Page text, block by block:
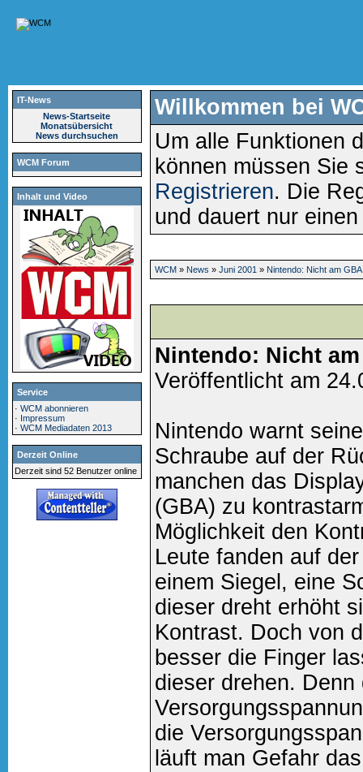
IT-News
News-Startseite
Monatsübersicht
News durchsuchen
WCM Forum
Inhalt und Video
Service
·WCM abonnieren
· Impressum
·WCM Mediadaten 2013
Derzeit Online
Derzeit sind 52 Benutzer online
Willkommen bei
Um alle Funktionen
können müssen Sie
Registrieren. Die
und dauert nur
WCM» News » Juni 2001 » Nintendo: Nicht am
Nintendo: Nicht
Veröffentlicht am
Nintendo warnt
Schraube auf der
manchen das
(GBA) zu
Möglichkeit den
Leute fanden auf
einem Siegel, eine
dieser dreht erhöht
Kontrast. Doch von
besser die Finger
dieser drehen.
die
läuft man Gefahr